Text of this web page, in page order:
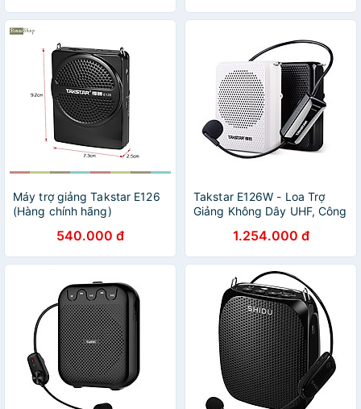
Máy trợ giảng Takstar E126
(Hàng chính hãng)
540.000 đ
Takstar E126W - Loa Trợ
Giảng Không Dây UHF, Công
Bán Hàng, Tour Du Lịch -
Hàng Chính Hãng
1.254.000 đ